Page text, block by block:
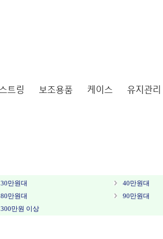
30만원대 40만원대
80만원대 90만원대
300만원 이상